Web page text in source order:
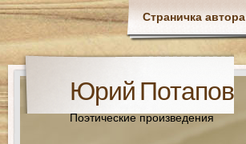
Страничка автора
Юрий Потапов
Поэтические произведения